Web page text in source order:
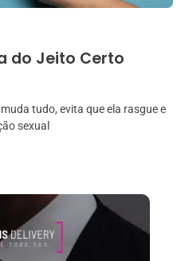
do Jeito Certo
tudo, evita que ela rasgue e
sexual